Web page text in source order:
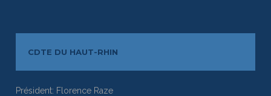
CDTE DU HAUT-RHIN
Président: Florence Raze